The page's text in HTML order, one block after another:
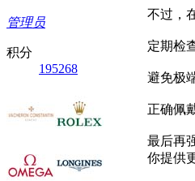
管理员
积分
195268
不过，
定期检
避免极
正确佩
最后再
你提供